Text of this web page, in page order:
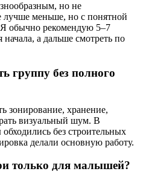
но не
меньше, но с понятной
обычно рекомендую 5–7
а дальше смотреть по
группу без полного
зонирование, хранение,
визуальный шум. В
без строительных
делали основную работу.
только для малышей?